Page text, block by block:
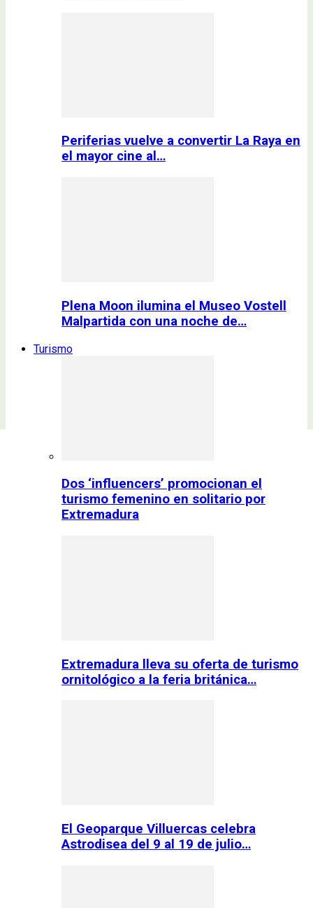
Periferias vuelve a convertir La Raya en
el mayor cine al…
Plena Moon ilumina el Museo Vostell
Malpartida con una noche de…
Turismo
Dos ‘influencers’ promocionan el
turismo femenino en solitario por
Extremadura
Extremadura lleva su oferta de turismo
ornitológico a la feria británica…
El Geoparque Villuercas celebra
Astrodisea del 9 al 19 de julio…